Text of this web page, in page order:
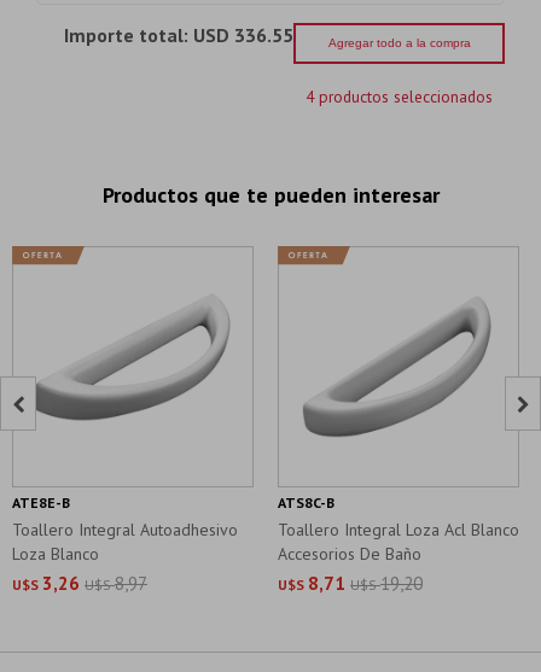
Importe total: USD 336.55 Agregar todo a la compra
4 productos seleccionados
Productos que te pueden interesar
Toallero Integral Autoadhesivo
Loza Blanco
U$S 3,26 U$S 8,97
ATE8E-B
Toallero Integral Loza Acl Blanco
Accesorios De Baño
U$S 8,71 U$S 19,20
ATS8C-B
 